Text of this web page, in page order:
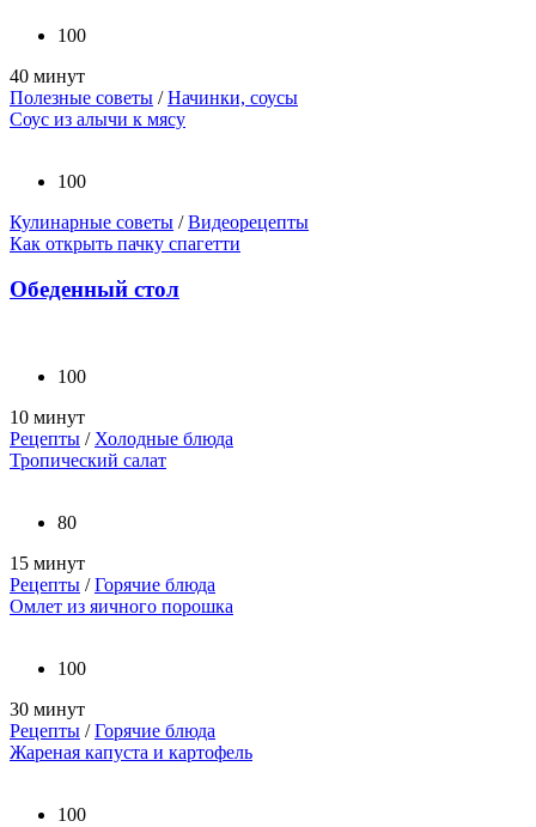
100
40 минут
Полезные советы /Начинки, соусы
Соус из алычи к мясу
100
Кулинарные советы /Видеорецепты
Как открыть пачку спагетти
Обеденный стол
100
10 минут
Рецепты / Холодные блюда
Тропический салат
80
15 минут
Рецепты /Горячие блюда
Омлет из яичного порошка
100
30 минут
Рецепты /Горячие блюда
Жареная капуста и картофель
100